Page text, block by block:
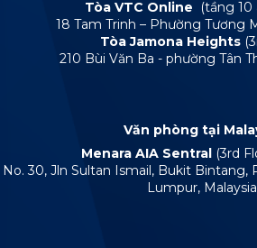
Tòa VTC Online
(tầng 10
18 Tam Trinh – Phường Tương
Tòa Jamona Heights
210 Bùi Văn Ba - phường Tân
Văn phòng tại
Menara AIA Sentral (3rd
No. 30, Jln Sultan Ismail, Bukit Bintang,
Lumpur, Malaysia